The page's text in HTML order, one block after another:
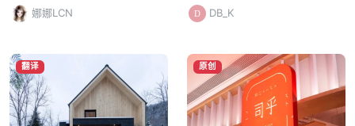
娜娜LCN DB_K
翻译 原创